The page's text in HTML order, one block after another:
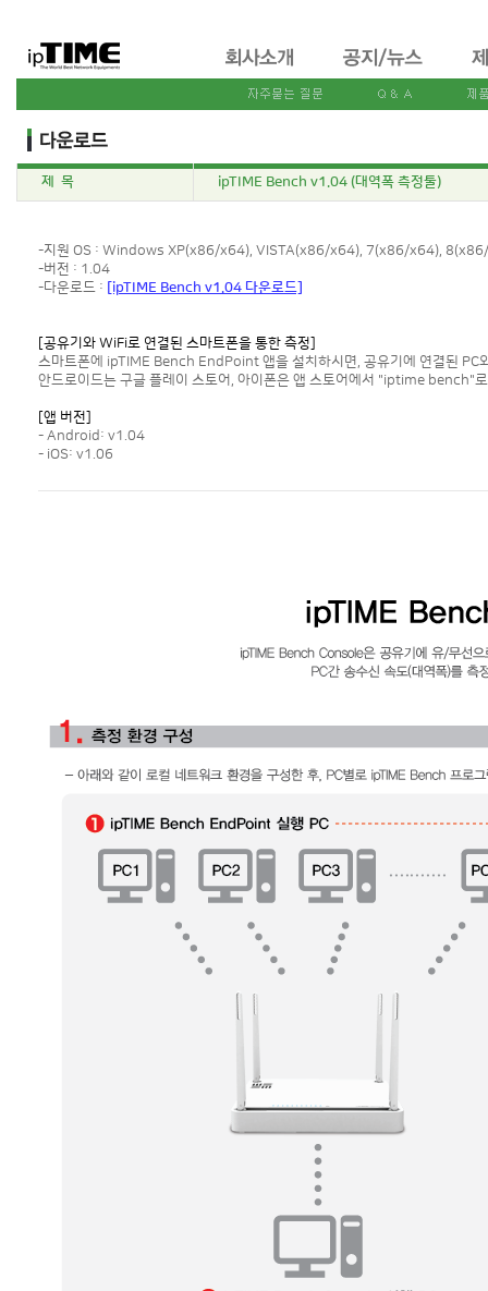
제 목 ipTIME Bench v1.04 (대역폭 측정툴)
-지원 OS : Windows XP(x86/x64), VISTA(x86/x64), 7(x86/x64),
-버전 : 1.04
-다운로드 :
[ipTIME Bench v1.04 다운로드]
[공유기와 WiFi로 연결된 스마트폰을 통한 측정]
스마트폰에 ipTIME Bench EndPoint 앱을 설치하시면, 공유기에 연결된 PC
안드로이드는 구글 플레이 스토어, 아이폰은 앱 스토어에서 "iptime bench"
[앱 버전]
- Android: v1.04
- iOS: v1.06